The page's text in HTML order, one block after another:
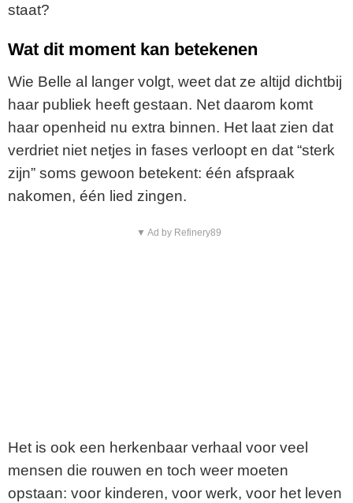
staat?
Wat dit moment kan betekenen
Wie Belle al langer volgt, weet dat ze altijd dichtbij
haar publiek heeft gestaan. Net daarom komt
haar openheid nu extra binnen. Het laat zien dat
verdriet niet netjes in fases verloopt en dat “sterk
zijn” soms gewoon betekent: één afspraak
nakomen, één lied zingen.
▼ Ad by Refinery89
Het is ook een herkenbaar verhaal voor veel
mensen die rouwen en toch weer moeten
opstaan: voor kinderen, voor werk, voor het leven